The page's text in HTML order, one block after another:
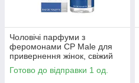
Чоловічі парфуми з
феромонами CP Male для
привернення жінок, свіжий
аромат, 20 мл
Готово до відправки 1 од.